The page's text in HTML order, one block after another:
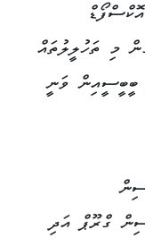
މި ތަހުލީލުތައް
ބީބީސީއިން ވަނީ
19 ވެކްސިން
ގްރޫޕް އަދި